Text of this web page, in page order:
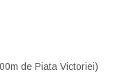
de Piata Victoriei)